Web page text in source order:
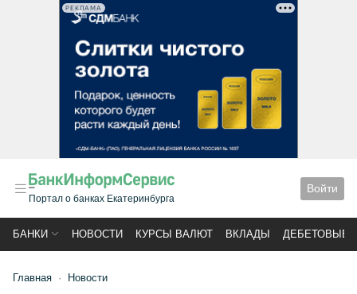
РЕКЛАМА
Портал о банках Екатеринбурга
Войти
БАНКИ НОВОСТИ КУРСЫ ВАЛЮТ ВКЛАДЫ ДЕБЕТОВЫЕ
Главная Новости